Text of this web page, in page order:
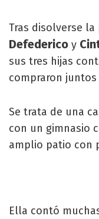
Tras disolverse la
Defederico y
sus tres hijas
compraron
Se trata de una
con un gimnasio
amplio patio con
Ella contó